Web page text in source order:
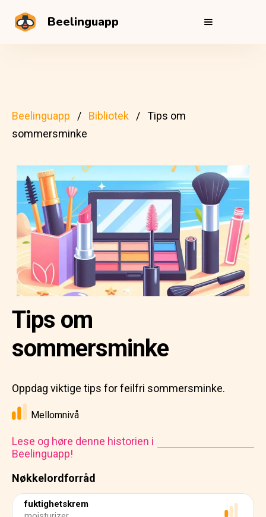
Beelinguapp
Beelinguapp Bibliotek
Tips om
sommersminke
Nøkkelordforråd
fuktighetskrem
Tips om
sommersminke
Oppdag viktige tips for feilfri sommersminke.
Mellomnivå
Lese og høre denne historien i
Beelinguapp!